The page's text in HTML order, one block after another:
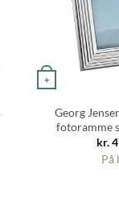
+
Georg
fotoramme
kr.
På